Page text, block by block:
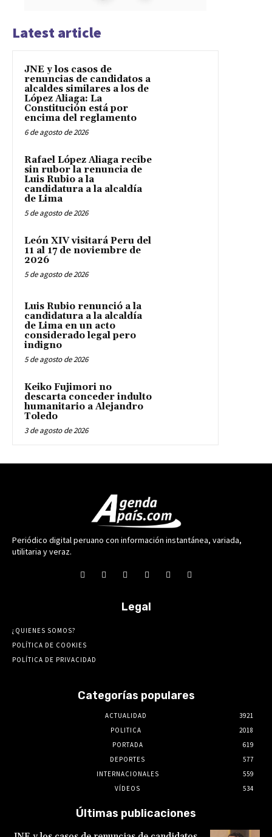
Latest article
JNE y los casos de
renuncias de candidatos a
alcaldes similares a los de
López Aliaga: La
Constitución está por
encima del reglamento
6 de agosto de 2026
Rafael López Aliaga recibe
sin rubor la renuncia de
Luis Rubio a la
candidatura a la alcaldía
de Lima
5 de agosto de 2026
León XIV visitará Peru del
11 al 17 de noviembre de
2026
5 de agosto de 2026
Luis Rubio renunció a la
candidatura a la alcaldía
de Lima en un acto
considerado legal pero
indigno
5 de agosto de 2026
Keiko Fujimori no
descarta conceder indulto
humanitario a Alejandro
Toledo
3 de agosto de 2026
Periódico digital peruano con información instantánea, variada,
utilitaria y veraz.
Legal
¿QUIENES SOMOS?
POLÍTICA DE COOKIES
POLÍTICA DE PRIVACIDAD
Categorías populares
ACTUALIDAD
3921
POLITICA
2018
PORTADA
619
DEPORTES
577
INTERNACIONALES
559
VÍDEOS
534
Últimas publicaciones